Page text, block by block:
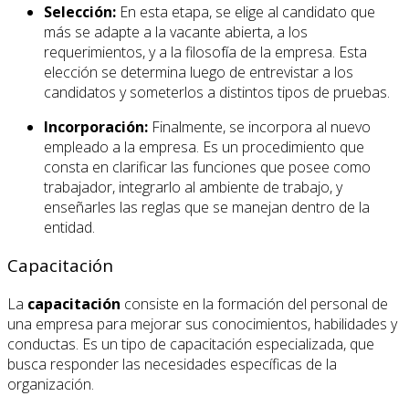
Selección: En esta etapa, se elige al candidato que
más se adapte a la vacante abierta, a los
requerimientos, y a la filosofía de la empresa. Esta
elección se determina luego de entrevistar a los
candidatos y someterlos a distintos tipos de pruebas.
Incorporación: Finalmente, se incorpora al nuevo
empleado a la empresa. Es un procedimiento que
consta en clarificar las funciones que posee como
trabajador, integrarlo al ambiente de trabajo, y
enseñarles las reglas que se manejan dentro de la
entidad.
Capacitación
La capacitación consiste en la formación del personal de
una empresa para mejorar sus conocimientos, habilidades y
conductas. Es un tipo de capacitación especializada, que
busca responder las necesidades específicas de la
organización.